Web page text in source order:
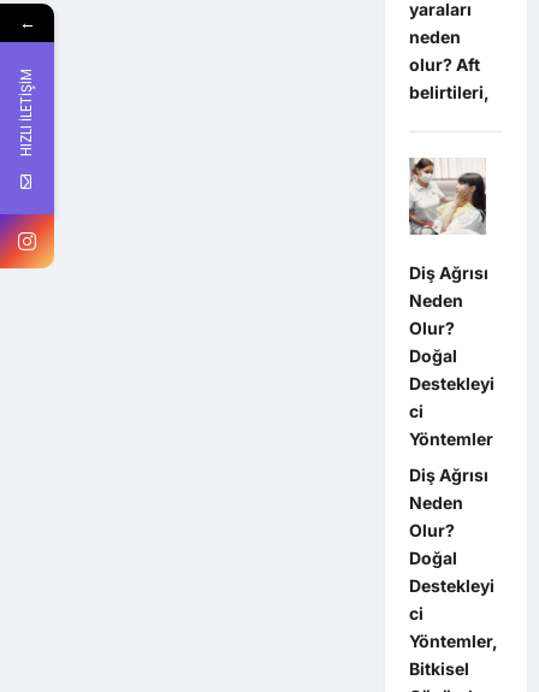
yaraları
neden
olur? Aft
belirtileri,
Diş Ağrısı
Neden
Olur?
Doğal
Destekleyi
ci
Yöntemler
Diş Ağrısı
Neden
Olur?
Doğal
Destekleyi
ci
Yöntemler,
Bitkisel
←
HIZLI İLETİŞİM